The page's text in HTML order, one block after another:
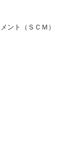
ント（ＳＣＭ）